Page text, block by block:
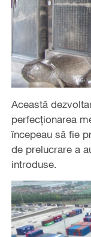
Această
perfecționarea
începeau să fie
de prelucrare a
introduse.